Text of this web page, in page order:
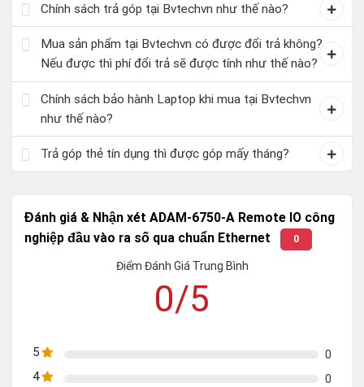
Chính sách trả góp tại Bvtechvn như thế nào?
Mua sản phẩm tại Bvtechvn có được đổi trả không?
Nếu được thì phí đổi trả sẽ được tính như thế nào?
Chính sách bảo hành Laptop khi mua tại Bvtechvn
như thế nào?
Trả góp thẻ tín dụng thì được góp mấy tháng?
Đánh giá & Nhận xét ADAM-6750-A Remote IO công
nghiệp đầu vào ra số qua chuẩn Ethernet
0
Điểm Đánh Giá Trung Bình
0/5
5 0
4 0